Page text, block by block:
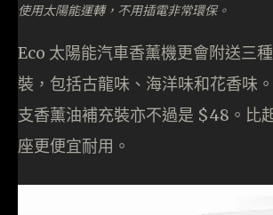
使用太陽能運轉，不用插電非常環保。
Eco 太陽能汽車香薰機更會附送三
裝，包括古龍味、海洋味和花香味
支香薰油補充裝亦不過是 $48。比
座更便宜耐用。